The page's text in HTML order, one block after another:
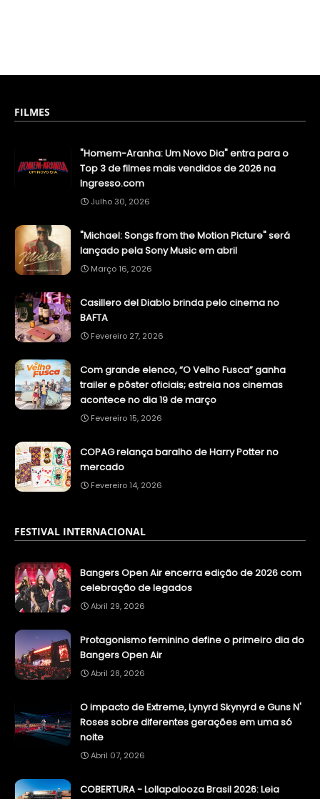
FILMES
"Homem-Aranha: Um Novo Dia" entra para o
Top 3 de filmes mais vendidos de 2026 na
Ingresso.com
Julho 30, 2026
"Michael: Songs from the Motion Picture" será
lançado pela Sony Music em abril
Março 16, 2026
Casillero del Diablo brinda pelo cinema no
BAFTA
Fevereiro 27, 2026
Com grande elenco, “O Velho Fusca” ganha
trailer e pôster oficiais; estreia nos cinemas
acontece no dia 19 de março
Fevereiro 15, 2026
COPAG relança baralho de Harry Potter no
mercado
Fevereiro 14, 2026
FESTIVAL INTERNACIONAL
Bangers Open Air encerra edição de 2026 com
celebração de legados
Abril 29, 2026
Protagonismo feminino define o primeiro dia do
Bangers Open Air
Abril 28, 2026
O impacto de Extreme, Lynyrd Skynyrd e Guns N'
Roses sobre diferentes gerações em uma só
noite
Abril 07, 2026
COBERTURA - Lollapalooza Brasil 2026: Leia